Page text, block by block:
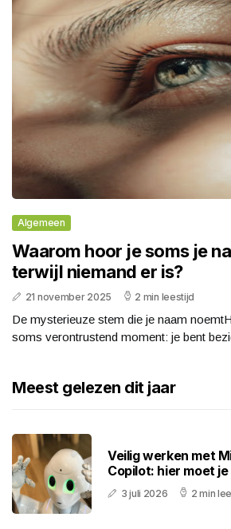
Algemeen
Waarom hoor je soms je
terwijl niemand er is?
21 november 2025 2 min leestijd
De mysterieuze stem die je naam
soms verontrustend moment: je bent
Meest gelezen dit jaar
Veilig werken met
Copilot: hier moet
3 juli 2026 2 min